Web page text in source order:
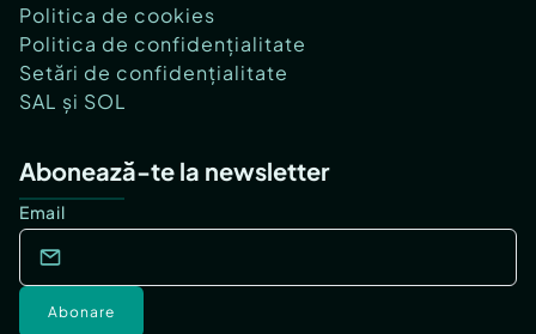
Politica de cookies
Politica de confidențialitate
Setări de confidențialitate
SAL și SOL
Abonează-te la newsletter
Email
Abonare